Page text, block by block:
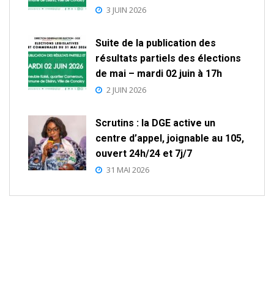
3 JUIN 2026
Suite de la publication des
résultats partiels des élections
de mai – mardi 02 juin à 17h
2 JUIN 2026
Scrutins : la DGE active un
centre d’appel, joignable au 105,
ouvert 24h/24 et 7j/7
31 MAI 2026